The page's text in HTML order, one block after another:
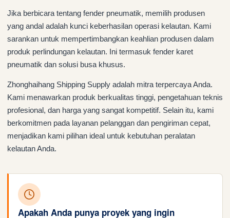
Jika berbicara tentang fender pneumatik, memilih produsen
yang andal adalah kunci keberhasilan operasi kelautan. Kami
sarankan untuk mempertimbangkan keahlian produsen dalam
produk perlindungan kelautan. Ini termasuk fender karet
pneumatik dan solusi busa khusus.
Zhonghaihang Shipping Supply adalah mitra terpercaya Anda.
Kami menawarkan produk berkualitas tinggi, pengetahuan teknis
profesional, dan harga yang sangat kompetitif. Selain itu, kami
berkomitmen pada layanan pelanggan dan pengiriman cepat,
menjadikan kami pilihan ideal untuk kebutuhan peralatan
kelautan Anda.
Apakah Anda punya proyek yang ingin